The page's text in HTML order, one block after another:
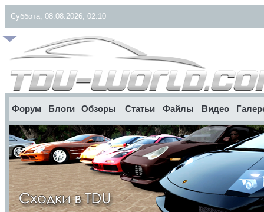
Суббота, 08.08.2026, 02:10
Форум Блоги Обзоры Статьи Файлы Видео